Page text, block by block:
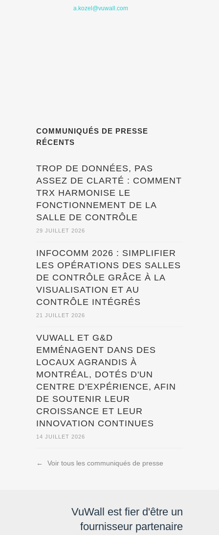
a.kozel@vuwall.com
COMMUNIQUÉS DE PRESSE
RÉCENTS
TROP DE DONNÉES, PAS
ASSEZ DE CLARTÉ : COMMENT
TRX HARMONISE LE
FONCTIONNEMENT DE LA
SALLE DE CONTRÔLE
29 JUILLET 2026
INFOCOMM 2026 : SIMPLIFIER
LES OPÉRATIONS DES SALLES
DE CONTRÔLE GRÂCE À LA
VISUALISATION ET AU
CONTRÔLE INTÉGRÉS
21 JUILLET 2026
VUWALL ET G&D
EMMÉNAGENT DANS DES
LOCAUX AGRANDIS À
MONTRÉAL, DOTÉS D'UN
CENTRE D'EXPÉRIENCE, AFIN
DE SOUTENIR LEUR
CROISSANCE ET LEUR
INNOVATION CONTINUES
14 JUILLET 2026
← Voir tous les communiqués de presse
VuWall est fier d'être un
fournisseur partenaire